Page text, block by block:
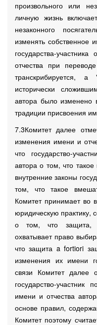
произвольного или
личную жизнь
незаконного
изменять собственное
государства-
отчества при
транскрибируется, а
исторически
автора было изменено
традиции присвоения
7.3Комитет далее
изменения имени и
что государство-
автора о том, что
внутренние законы
том, что такое
Комитет принимает во
юридическую практику,
о том, что защита,
охватывает право
что защита a fortiori
изменения их имени
связи Комитет далее
государство-участник
имени и отчества
основе правил,
Комитет поэтому